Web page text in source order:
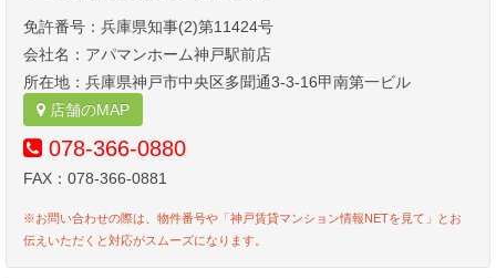
免許番号：兵庫県知事(2)第11424号
会社名：アパマンホーム神戸駅前店
所在地：兵庫県神戸市中央区多聞通3-3-16甲南第一ビル
店舗のMAP
078-366-0880
FAX：078-366-0881
※お問い合わせの際は、物件番号や「神戸賃貸マンション情報NETを見て」とお
伝えいただくと対応がスムーズになります。